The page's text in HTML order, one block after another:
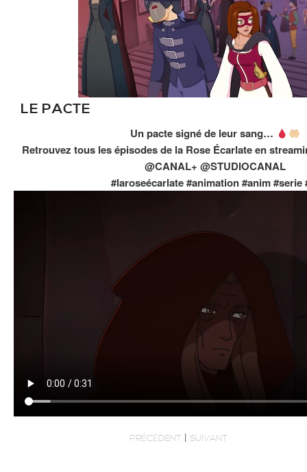
LE PACTE
Un pacte signé de leur sang…
Retrouvez tous les épisodes de la Rose Écarlate en
@CANAL+ @STUDIOCANAL
#laroseécarlate #animation #anim #serie
PRÉCÉDENT | SUIVANT